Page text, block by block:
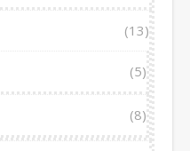
(13)
(5)
(8)